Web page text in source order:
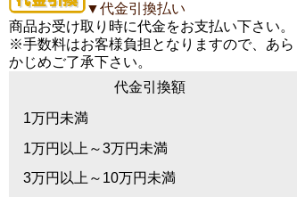
▼代金引換払い
商品お受け取り時に代金をお支払い下さい。
※手数料はお客様負担となりますので、あら
かじめご了承下さい。
代金引換額
1万円未満
1万円以上～3万円未満
3万円以上～10万円未満